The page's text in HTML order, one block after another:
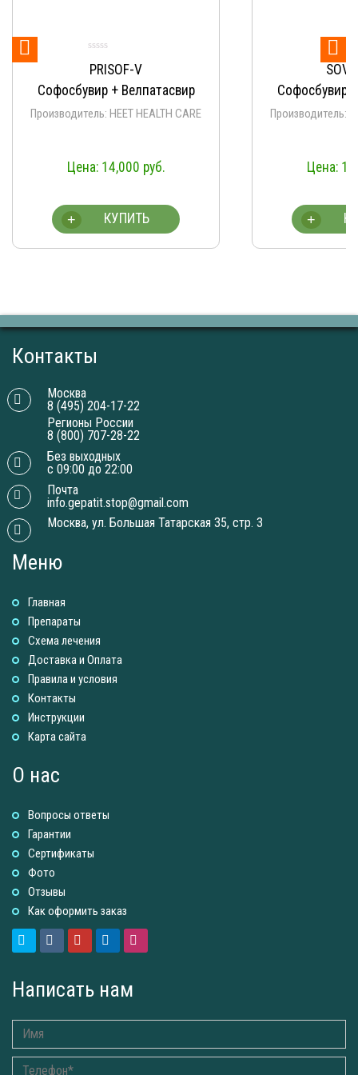
PRISOF-V
Софосбувир + Велпатасвир
Производитель: HEET HEALTH CARE
14,000 руб.
КУПИТЬ
+
Софосбувир
Производитель:
+
 
Контакты
Москва
8 (495) 204-17-22
Регионы России
8 (800) 707-28-22
Без выходных
с 09:00 до 22:00
Почта
info.gepatit.stop@gmail.com
Москва, ул. Большая Татарская 35, стр. 3
Меню
Главная
Препараты
Схема лечения
Доставка и Оплатa
Правила и условия
Контакты
Инструкции
Карта сайта
О нас
Вопросы ответы
Гарантии
Сертификаты
Фото
Отзывы
Как оформить заказ
Написать нам